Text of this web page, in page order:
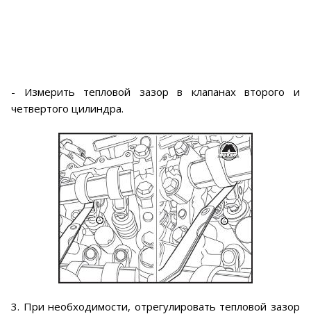
- Измерить тепловой зазор в клапанах второго и
четвертого цилиндра.
3. При необходимости, отрегулировать тепловой зазор